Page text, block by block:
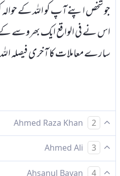
جو شخص اپنے آپ کو اللہ کے
اس نے فی الواقع ایک بھروسے کے
سارے معاملات کا آخری فیصلہ
2
تو جو اپنا منہ اللہ کی طرف
مضبوط گرہ تھامی، اور اللہ ہی کی
3
4